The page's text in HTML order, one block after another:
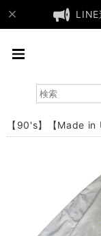
LINE
【90's】【Made